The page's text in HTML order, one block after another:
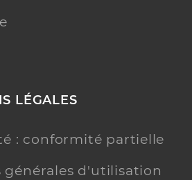
LÉGALES
: conformité partielle
générales d'utilisation